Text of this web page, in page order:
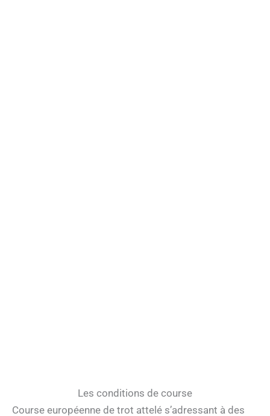
Les conditions de course
Course européenne de trot attelé s’adressant à des